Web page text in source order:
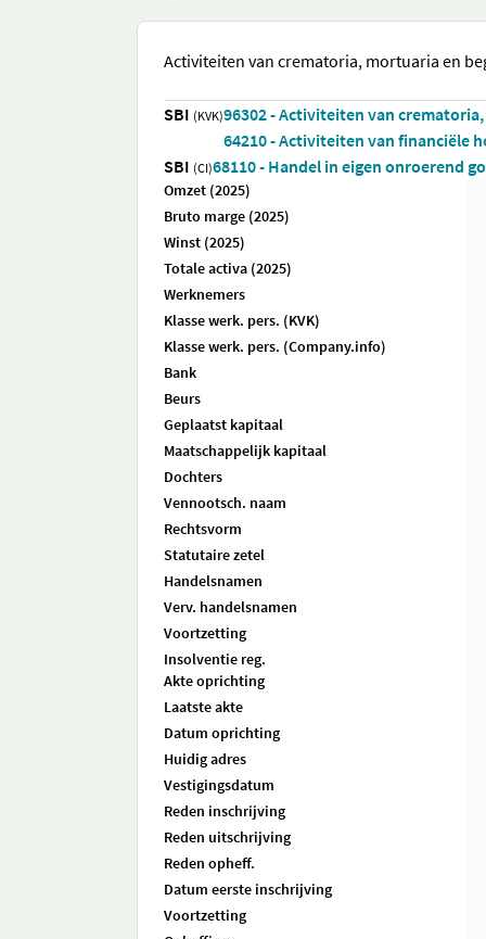
Activiteiten van crematoria, mortuaria en
SBI (KVK)96302 - Activiteiten van
64210 - Activiteiten van financiële
SBI (CI)68110 - Handel in eigen onroerend
Omzet (2025)
Bruto marge (2025)
Winst (2025)
Totale activa (2025)
Werknemers
Klasse werk. pers. (KVK)
Klasse werk. pers. (Company.info)
Bank
Beurs
Geplaatst kapitaal
Maatschappelijk kapitaal
Dochters
Vennootsch. naam
Rechtsvorm
Statutaire zetel
Handelsnamen
Verv. handelsnamen
Voortzetting
Insolventie reg.
Akte oprichting
Laatste akte
Datum oprichting
Huidig adres
Vestigingsdatum
Reden inschrijving
Reden uitschrijving
Reden opheff.
Datum eerste inschrijving
Voortzetting